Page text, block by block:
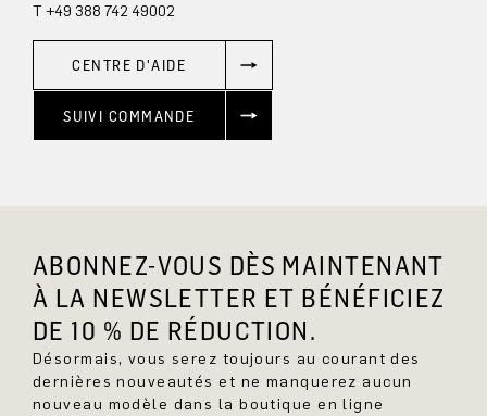
T +49 388 742 49002
CENTRE D'AIDE
SUIVI COMMANDE
ABONNEZ-VOUS DÈS MAINTENANT
À LA NEWSLETTER ET BÉNÉFICIEZ
DE 10 % DE RÉDUCTION.
Désormais, vous serez toujours au courant des
dernières nouveautés et ne manquerez aucun
nouveau modèle dans la boutique en ligne